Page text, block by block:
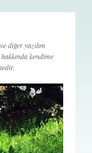
diğer yazılım
kendime